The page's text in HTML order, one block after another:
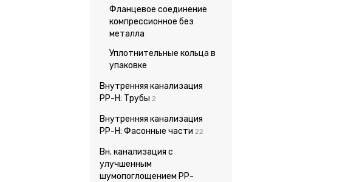
Фланцевое соединение
компрессионное без
металла
Уплотнительные кольца в
упаковке
Внутренняя канализация
PP-H: Трубы 2
Внутренняя канализация
PP-H: Фасонные части 22
Вн. канализация с
улучшенным
шумопоглощением PP-